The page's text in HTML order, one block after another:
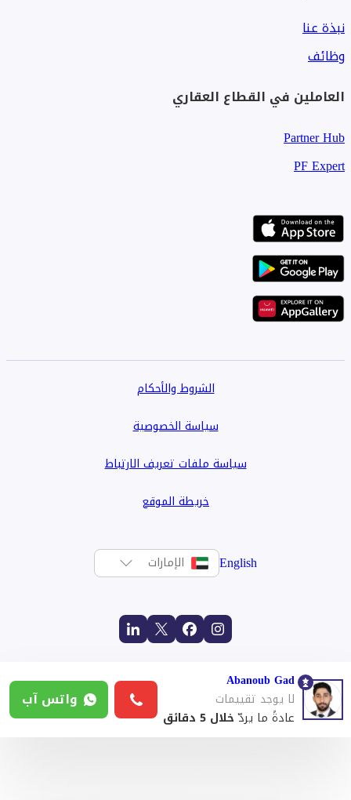
نبذة عنا
وظائف
العاملين في القطاع العقاري
Partner Hub
PF Expert
الشروط والأحكام
سياسة الخصوصية
سياسة ملفات تعريف الارتباط
خريطة الموقع
English الإمارات
Abanoub Gad
لا يوجد تقييمات
عادةً ما يردّخلال 5 دقائق
واتس آب